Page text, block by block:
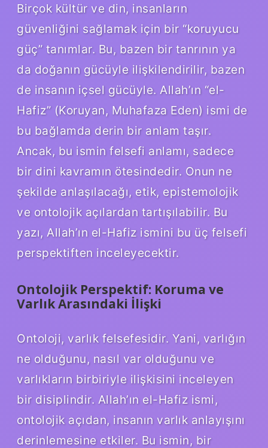
Birçok kültür ve din, insanların
güvenliğini sağlamak için bir “koruyucu
güç” tanımlar. Bu, bazen bir tanrının ya
da doğanın gücüyle ilişkilendirilir, bazen
de insanın içsel gücüyle. Allah’ın “el-
Hafiz” (Koruyan, Muhafaza Eden) ismi de
bu bağlamda derin bir anlam taşır.
Ancak, bu ismin felsefi anlamı, sadece
bir dini kavramın ötesindedir. Onun ne
şekilde anlaşılacağı, etik, epistemolojik
ve ontolojik açılardan tartışılabilir. Bu
yazı, Allah’ın el-Hafiz ismini bu üç felsefi
perspektiften inceleyecektir.
Ontolojik Perspektif: Koruma ve
Varlık Arasındaki İlişki
Ontoloji, varlık felsefesidir. Yani, varlığın
ne olduğunu, nasıl var olduğunu ve
varlıkların birbiriyle ilişkisini inceleyen
bir disiplindir. Allah’ın el-Hafiz ismi,
ontolojik açıdan, insanın varlık anlayışını
derinlemesine etkiler. Bu ismin, bir